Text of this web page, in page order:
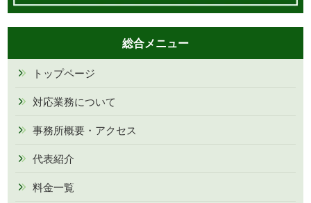
総合メニュー
トップページ
対応業務について
事務所概要・アクセス
代表紹介
料金一覧